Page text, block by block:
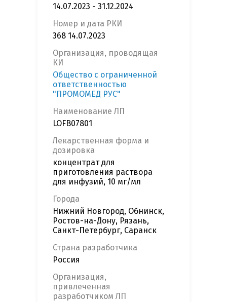
14.07.2023 - 31.12.2024
Номер и дата РКИ
368 14.07.2023
Организация, проводящая
КИ
Общество с ограниченной
ответственностью
"ПРОМОМЕД РУС"
Наименование ЛП
LOFB07801
Лекарственная форма и
дозировка
концентрат для
приготовления раствора
для инфузий, 10 мг/мл
Города
Нижний Новгород, Обнинск,
Ростов-на-Дону, Рязань,
Санкт-Петербург, Саранск
Страна разработчика
Россия
Организация,
привлеченная
разработчиком ЛП